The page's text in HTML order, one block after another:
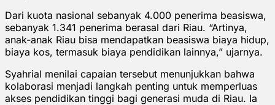
Dari kuota nasional sebanyak 4.000 penerima beasiswa,
sebanyak 1.341 penerima berasal dari Riau. “Artinya,
anak-anak Riau bisa mendapatkan beasiswa biaya hidup,
biaya kos, termasuk biaya pendidikan lainnya,” ujarnya.
Syahrial menilai capaian tersebut menunjukkan bahwa
kolaborasi menjadi langkah penting untuk memperluas
akses pendidikan tinggi bagi generasi muda di Riau. Ia